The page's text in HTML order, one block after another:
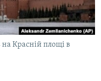
на Красній площі в